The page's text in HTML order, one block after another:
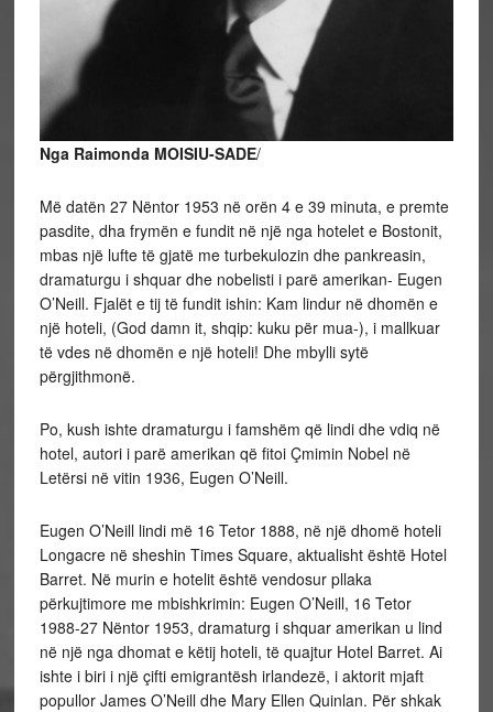
Nga Raimonda MOISIU-SADE/
Më datën 27 Nëntor 1953 në orën 4 e 39 minuta, e premte
pasdite, dha frymën e fundit në një nga hotelet e Bostonit,
mbas një lufte të gjatë me turbekulozin dhe pankreasin,
dramaturgu i shquar dhe nobelisti i parë amerikan- Eugen
O’Neill. Fjalët e tij të fundit ishin: Kam lindur në dhomën e
një hoteli, (God damn it, shqip: kuku për mua-), i mallkuar
të vdes në dhomën e një hoteli! Dhe mbylli sytë
përgjithmonë.
Po, kush ishte dramaturgu i famshëm që lindi dhe vdiq në
hotel, autori i parë amerikan që fitoi Çmimin Nobel në
Letërsi në vitin 1936, Eugen O’Neill.
Eugen O’Neill lindi më 16 Tetor 1888, në një dhomë hoteli
Longacre në sheshin Times Square, aktualisht është Hotel
Barret. Në murin e hotelit është vendosur pllaka
përkujtimore me mbishkrimin: Eugen O’Neill, 16 Tetor
1988-27 Nëntor 1953, dramaturg i shquar amerikan u lind
në një nga dhomat e këtij hoteli, të quajtur Hotel Barret. Ai
ishte i biri i një çifti emigrantësh irlandezë, i aktorit mjaft
popullor James O’Neill dhe Mary Ellen Quinlan. Për shkak